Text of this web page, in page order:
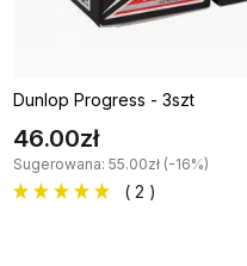
Dunlop Progress - 3szt
46.00zł
Sugerowana: 55.00zł (-16%)
( 2 )